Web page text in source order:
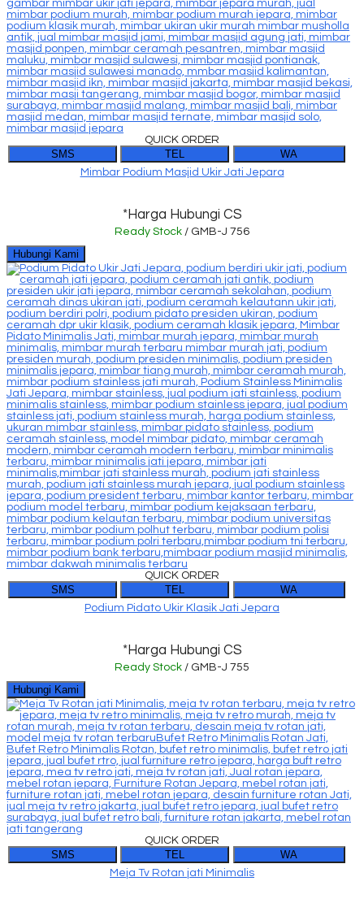
QUICK ORDER
SMS TEL WA
Mimbar Podium Masjid Ukir Jati Jepara
*Harga Hubungi CS
Ready Stock / GMB-J 756
Hubungi Kami
QUICK ORDER
SMS TEL WA
Podium Pidato Ukir Klasik Jati Jepara
*Harga Hubungi CS
Ready Stock / GMB-J 755
Hubungi Kami
QUICK ORDER
SMS TEL WA
Meja Tv Rotan jati Minimalis